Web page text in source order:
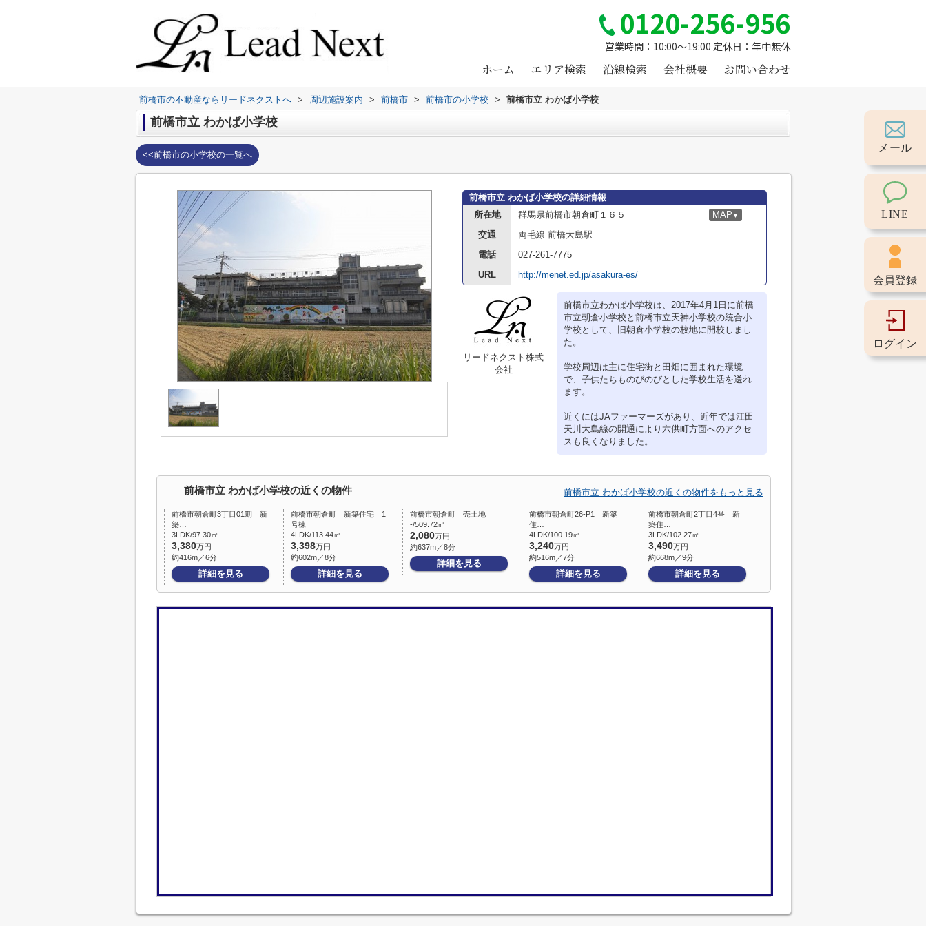
0120-256-956
営業時間：10:00～19:00 定休日：年中無休
ホーム エリア検索 沿線検索 会社概要 お問い合わせ
前橋市の不動産ならリードネクストへ > 周辺施設案内 > 前橋市 > 前橋市の小学校 > 前橋市立 わかば小学校
前橋市立 わかば小学校
<<前橋市の小学校の一覧へ
前橋市立 わかば小学校の詳細情報
所在地
群馬県前橋市朝倉町１６５ MAP ▼
交通
両毛線 前橋大島駅
電話
027-261-7775
URL
http://menet.ed.jp/asakura-es/
リードネクスト株式
会社
前橋市立わかば小学校は、2017年4月1日に前橋
市立朝倉小学校と前橋市立天神小学校の統合小
学校として、旧朝倉小学校の校地に開校しまし
た。
学校周辺は主に住宅街と田畑に囲まれた環境
で、子供たちものびのびとした学校生活を送れ
ます。
近くにはJAファーマーズがあり、近年では江田
天川大島線の開通により六供町方面へのアクセ
スも良くなりました。
前橋市立 わかば小学校の近くの物件 前橋市立 わかば小学校の近くの物件をもっと見る
前橋市朝倉町3丁目01期 新
築…
3LDK/97.30㎡
3,380万円
約416m／6分
詳細を見る
前橋市朝倉町 新築住宅 1
号棟
4LDK/113.44㎡
3,398万円
約602m／8分
詳細を見る
前橋市朝倉町 売土地
-/509.72㎡
2,080万円
約637m／8分
詳細を見る
前橋市朝倉町26-P1 新築
住…
4LDK/100.19㎡
3,240万円
約516m／7分
詳細を見る
前橋市朝倉町2丁目4番 新
築住…
3LDK/102.27㎡
3,490万円
約668m／9分
詳細を見る
メール
LINE
会員登録
ログイン